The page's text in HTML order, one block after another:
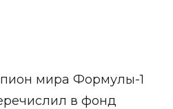
мира Формулы-1
в фонд